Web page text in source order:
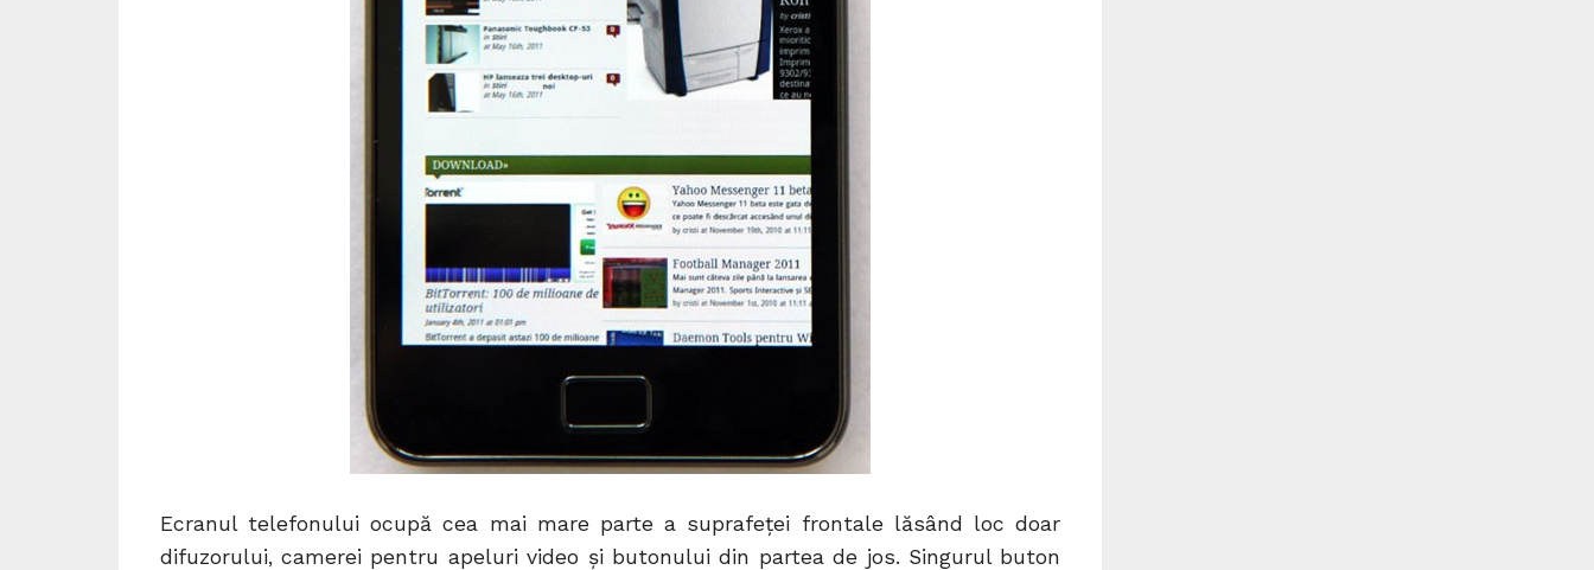
Ecranul telefonului ocupă cea mai mare parte a suprafeței frontale lăsând loc doar
difuzorului, camerei pentru apeluri video și butonului din partea de jos. Singurul buton